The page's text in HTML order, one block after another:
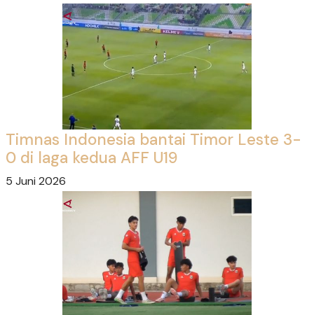
Timnas Indonesia bantai Timor Leste 3-
0 di laga kedua AFF U19
5 Juni 2026